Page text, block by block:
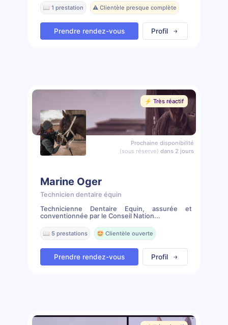
📖 1 prestation ⚠️ Clientèle presque complète
Prendre rendez-vous Profil
⚡️ Très réactif
Prochaine disponibilité
(sous réserve) dans 2 jours
Marine Oger
Technicien dentaire équin
Technicienne Dentaire Equin, assurée et
conventionnée par le Conseil Nation...
📖 5 prestations 🤩 Clientèle ouverte
Prendre rendez-vous Profil